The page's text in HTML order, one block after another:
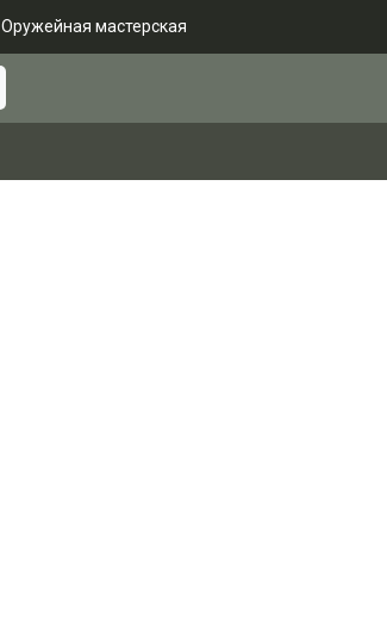
Оружейная мастерская